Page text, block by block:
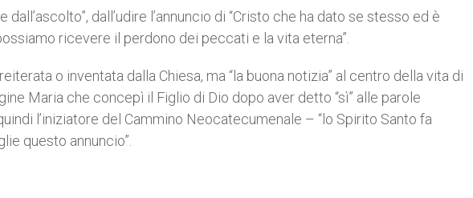
dall’udire l’annuncio di “Cristo che ha dato se stesso ed è
ricevere il perdono dei peccati e la vita eterna”.
o inventata dalla Chiesa, ma “la buona notizia” al centro della vita di
Maria che concepì il Figlio di Dio dopo aver detto “sì” alle parole
l’iniziatore del Cammino Neocatecumenale – “lo Spirito Santo fa
questo annuncio”.